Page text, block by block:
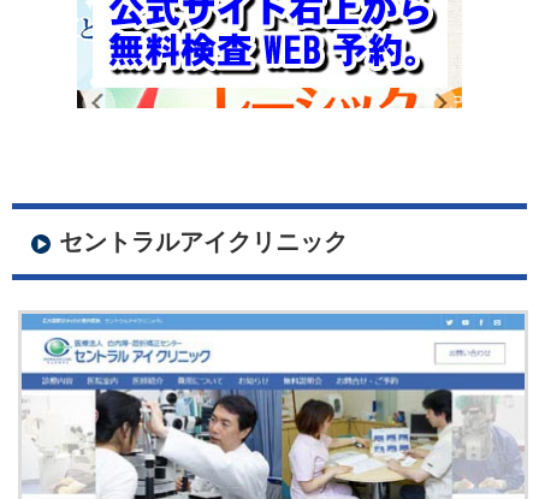
セントラルアイクリニック